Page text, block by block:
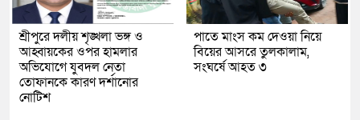
শ্রীপুরে দলীয় শৃঙ্খলা ভঙ্গ ও
আহ্বায়কের ওপর হামলার
অভিযোগে যুবদল নেতা
তোফানকে কারণ দর্শানোর
নোটিশ
পাতে মাংস কম দেওয়া নিয়ে
বিয়ের আসরে তুলকালাম,
সংঘর্ষে আহত ৩